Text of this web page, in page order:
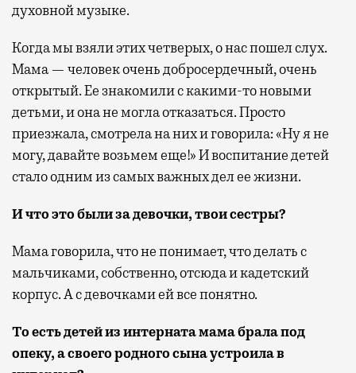
духовной музыке.
Когда мы взяли этих четверых, о нас пошел слух.
Мама — человек очень добросердечный, очень
открытый. Ее знакомили с какими-то новыми
детьми, и она не могла отказаться. Просто
приезжала, смотрела на них и говорила: «Ну я не
могу, давайте возьмем еще!» И воспитание детей
стало одним из самых важных дел ее жизни.
И что это были за девочки, твои сестры?
Мама говорила, что не понимает, что делать с
мальчиками, собственно, отсюда и кадетский
корпус. А с девочками ей все понятно.
То есть детей из интерната мама брала под
опеку, а своего родного сына устроила в